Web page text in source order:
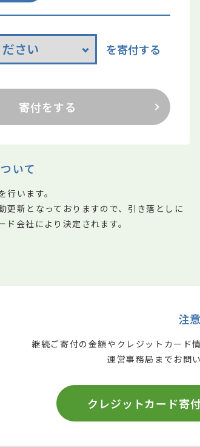
を寄付する
寄付をする
いて
行います。
更新となっておりますので、引き落としに
ド会社により決定されます。
注
継続ご寄付の金額やクレジットカード
運営事務局までお問
クレジットカード寄